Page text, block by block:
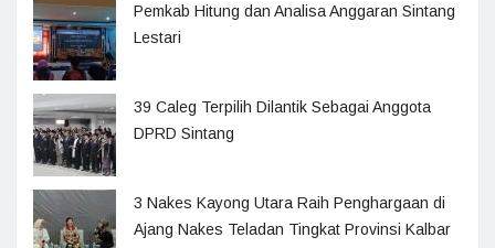
Pemkab Hitung dan Analisa Anggaran Sintang
Lestari
39 Caleg Terpilih Dilantik Sebagai Anggota
DPRD Sintang
3 Nakes Kayong Utara Raih Penghargaan di
Ajang Nakes Teladan Tingkat Provinsi Kalbar